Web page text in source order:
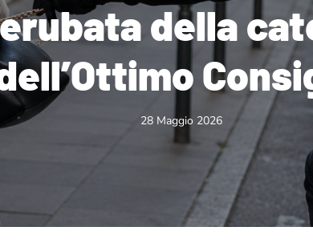
della
28 Maggio 2026